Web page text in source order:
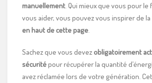
manuellement . Qui mieux que vous pour le
vous aider, vous pouvez vous inspirer de la
en haut de cette page
Sachez que vous devezobligatoirement
sécuritépour récupérer la quantité
avez réclamée lors de votre génération.